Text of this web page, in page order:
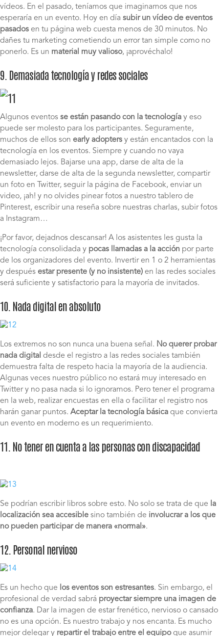
vídeos. En el pasado, teníamos que imaginarnos que nos
esperaría en un evento. Hoy en día subir un vídeo de eventos
pasados en tu página web cuesta menos de 30 minutos. No
dañes tu marketing cometiendo un error tan simple como no
ponerlo. Es un material muy valioso, ¡aprovéchalo!
9. Demasiada tecnología y redes sociales
Algunos eventos se están pasando con la tecnología y eso
puede ser molesto para los participantes. Seguramente,
muchos de ellos son early adopters y están encantados con la
tecnología en los eventos. Siempre y cuando no vaya
demasiado lejos. Bajarse una app, darse de alta de la
newsletter, darse de alta de la segunda newsletter, compartir
un foto en Twitter, seguir la página de Facebook, enviar un
video, ¡ah! y no olvides pinear fotos a nuestro tablero de
Pinterest, escribir una reseña sobre nuestras charlas, subir fotos
a Instagram…
¡Por favor, dejadnos descansar! A los asistentes les gusta la
tecnología consolidada y pocas llamadas a la acción por parte
de los organizadores del evento. Invertir en 1 o 2 herramientas
y después estar presente (y no insistente) en las redes sociales
será suficiente y satisfactorio para la mayoría de invitados.
10. Nada digital en absoluto
Los extremos no son nunca una buena señal. No querer probar
nada digital desde el registro a las redes sociales también
demuestra falta de respeto hacia la mayoría de la audiencia.
Algunas veces nuestro público no estará muy interesado en
Twitter y no pasa nada si lo ignoramos. Pero tener el programa
en la web, realizar encuestas en ella o facilitar el registro nos
harán ganar puntos. Aceptar la tecnología básica que convierta
un evento en moderno es un requerimiento.
11. No tener en cuenta a las personas con discapacidad
Se podrían escribir libros sobre esto. No solo se trata de que la
localización sea accesible sino también de involucrar a los que
no pueden participar de manera «normal».
12. Personal nervioso
Es un hecho que los eventos son estresantes. Sin embargo, el
profesional de verdad sabrá proyectar siempre una imagen de
confianza. Dar la imagen de estar frenético, nervioso o cansado
no es una opción. Es nuestro trabajo y nos encanta. Es mucho
mejor delegar y repartir el trabajo entre el equipoque asumir